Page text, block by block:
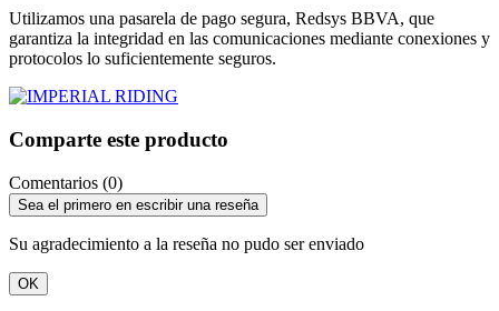
Utilizamos una pasarela de pago segura, Redsys BBVA, que
garantiza la integridad en las comunicaciones mediante conexiones y
protocolos lo suficientemente seguros.
Comparte este producto
Comentarios (0)
Sea el primero en escribir una reseña
Su agradecimiento a la reseña no pudo ser enviado
OK